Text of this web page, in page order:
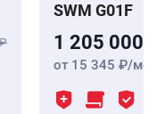
SWM G01F
1 205 000
от 15 345 /мес